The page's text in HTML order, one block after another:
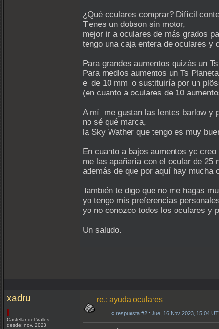
¿Qué oculares comprar? Difícil
Tienes un dobson sin motor,
mejor ir a oculares de más grados
tengo una caja entera de oculares y
Para grandes aumentos quizás un
Para medios aumentos un Ts
el de 10 mm lo sustituiría por
(en cuanto a oculares de 10
A mí me gustan las lentes barlow y
no sé qué marca,
la Sky Wather que tengo es muy
En cuanto a bajos aumentos yo
me las apañaría con el ocular de 25
además de que por aquí hay mucha
También te digo que no me hagas
yo tengo mis preferencias
yo no conozco todos los oculares y
Un saludo.
xadru
Castellar del Valles
desde: nov, 2023
re.: ayuda oculares
« respuesta #2 : Jue, 16 Nov 2023, 15:04